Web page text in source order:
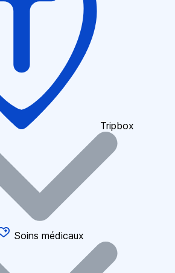
Tripbox
Soins médicaux